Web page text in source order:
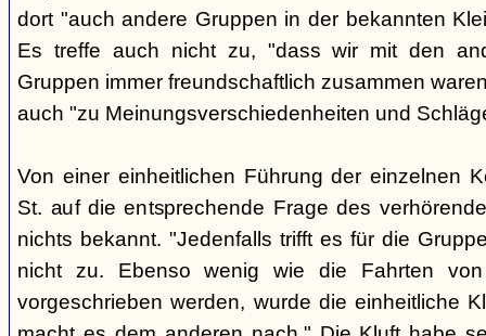
dort "auch andere Gruppen in der bekannten
Es treffe auch nicht zu, "dass wir mit den
Gruppen immer freundschaftlich zusammen
auch "zu Meinungsverschiedenheiten und
Von einer einheitlichen Führung der einzelnen
St. auf die entsprechende Frage des
nichts bekannt. "Jedenfalls trifft es für die
nicht zu. Ebenso wenig wie die Fahrten
vorgeschrieben werden, wurde die einheitliche